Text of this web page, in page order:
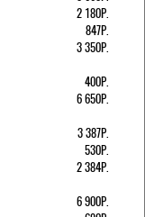
2 180Р.
847Р.
3 350Р.
400Р.
6 650Р.
3 387Р.
530Р.
2 384Р.
6 900Р.